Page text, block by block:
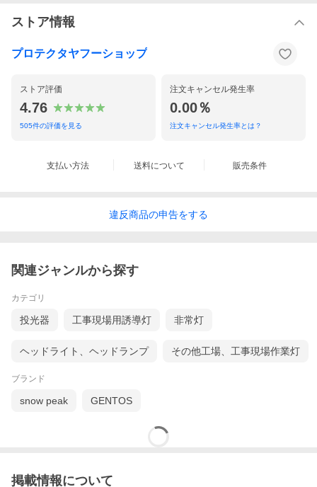
充電時間目安：12-20時間(直射日光下)
点灯時間目安：ライト4個点灯で最長4時間程度 2個で最長8時間
製品一式
■ソーラーパネル ｘ 1
■LED ライト ｘ４
■充電用ACアダプター×1
■日本語取扱説明書 ｘ 1
ストア情報
プロテクタヤフーショップ
ストア評価
4.76
505件の評価を見る
注文キャンセル発生率
0.00％
注文キャンセル発生率とは？
支払い方法 送料について 販売条件
違反商品の申告をする
関連ジャンルから探す
カテゴリ
投光器 工事現場用誘導灯 非常灯
ヘッドライト、ヘッドランプ その他工場、工事現場作業灯
ブランド
snow peak GENTOS
掲載情報について